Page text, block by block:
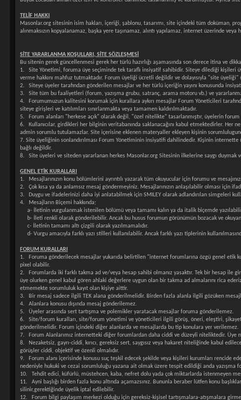
TELİF HAKKI
Masonlar.org sitesinin isim hakları, içeriği, şablonu, tasarımı, site içindeki tüm doküman,
alınmaksızın kopyalanamaz, başka yere taşınamaz, alıntı yapılamaz, internet üzerinde
SİTE YARARLANMA KOŞULLARI, SİTE SÖZLEŞMESİ
Bu sitenin gerek güncellenmesi gerek her türlü hazırlığı aşamasında son derece itina ve
1. Site Yönetimi, foruma üye seçiminde tek taraflı insiyatif sahibidir. Siteye dilediği kişileri
verme hakkını mahfuz tutmaktadır. Forum üyeliği ücretli değildir ve dolayısıyla "site
2. Siteye üyeler tarafından gönderilen mesajlar ve her türlü içeriğin yayını konusunda
3. Site tüm bu faaliyetleri (forum, yazışma grubu, satranç, arama motoru vb.) ve
4. Forumumuzun kalitesini korumak için kurallara aykırı mesajlar Forum Yöneticileri
siteye girişleri ve katılımları sınırlanmakta veya tamamen kaldırılmaktadır.
5. Forum alanları "herkese açık" olarak değil, "özel nitelikte" tasarlanmıştır, üyelerin
6. Kullanıcılar, girdikleri her bilginin veritabanında saklanacağını kabul etmektedirler. Her
admin sorumlu tutulamazlar. Site içerisine eklenen materyaller ekleyen kişinin
7. Site üyeliğinin sonlandırılması Forum Yönetiminin insiyatifi dahilindedir. Kişinin
bağlı değildir.
8. Site üyeleri ve siteden yararlanan herkes Masonlar.org Sitesinin ilkelerine saygı duymak
GENEL ETİK KURALLARI
1. Mesajlarınızın konu bölümlerini ayrıntılı yazarak tüm okuyucular için forumu ve mesajınızı
2. Çok kısa ya da anlamsız mesaj göndermeyiniz. Mesajlarınızın anlaşılabilir olması için
3. Duygu ve ifadelerinizi daha iyi anlatabilmek için SMILEY olarak adlandırılan simgeleri
4. Mesajların Biçemi hakkında;
a- İletinin vurgulanmak istenilen bölümü veya tamamı kalın ya da italik biçemde
b- İleti renkli olarak gönderilebilir. Ancak bu husus forumun görünümün bozacak ve
c- İletinin tamamı altı çizgili olarak yazılmamalıdır.
d- Vurgu amacıyla farklı yazı stilleri kullanılabilir. Ancak farklı yazı tiplerinin
FORUM KURALLARI
1. Foruma gönderilecek mesajlar yukarıda belirtilen "internet forumlarına özgü genel etik
pixel olabilir.
2. Forumlarda iki farklı takma ad ve/veya hesap sahibi olmanız yasaktır. Tek bir hesap ile
üye olurken genel kabul gören ahlaki değerlere uygun olan bir takma ad almalarını rica
etmemekte sorumluluk kayıt olan kişiye aittir.
3. Bir mesaj sadece ilgili TEK alana gönderilmelidir. Birden fazla alanla ilgili gözüken
4. Alanlara konusu dışında mesaj gönderilemez.
5. Üyeler arasında sert tartışma ve polemikler yaratacak mesajlar foruma gönderilemez.
6. Site/forum kuralları, site/forum yönetimi ve yöneticileri ilgili görüş, öneri, eleştiri,
gönderilmelidir. Forum içindeki diğer alanlarda ve mesajlarda bu tip konulara yer verilemez.
7. Forum Alanlarımız internetteki diğer forumlardan daha ciddi ve düzeyli niteliktedir. Üye
8. Nezaketsiz, gayrı-ciddi, kırıcı, gereksiz sert, saygısız veya hakaret niteliğinde kabul
görüşler ciddi, objektif ve özenli olmalıdır.
9. Forum alanı içerisinde konusu suç teşkil edecek şekilde veya kişileri kurumları rencide
nedeniyle hukuki ve cezai sorumluluğu yazana ait olmak üzere tespit edildiği anda yazışma
10. Tehdit edici, küfürlü, müstehcen, kaba, nefret dolu yada çok miktarlarda istenmeyen
11. Ayni başlığı birden fazla konu altında açamazsınız. Bununla beraber lütfen konu
silinir,gerektiğinde üyelik iptal edilebilir.
12. Forum bilgi paylaşım merkezi olduğu için gereksiz-kişisel tartışmalara-atışmalara